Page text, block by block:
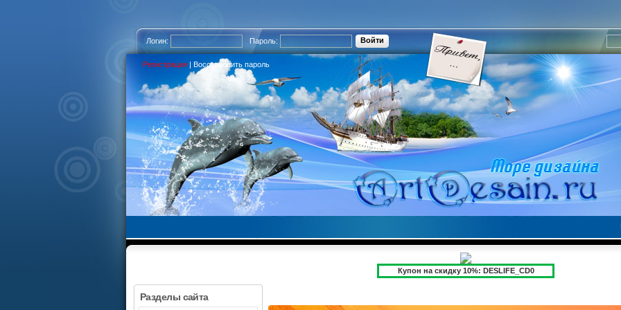
Логин: Пароль:
Регистрация | Восстановить пароль
Купон на скидку 10%: DESLIFE_CD0
Разделы сайта